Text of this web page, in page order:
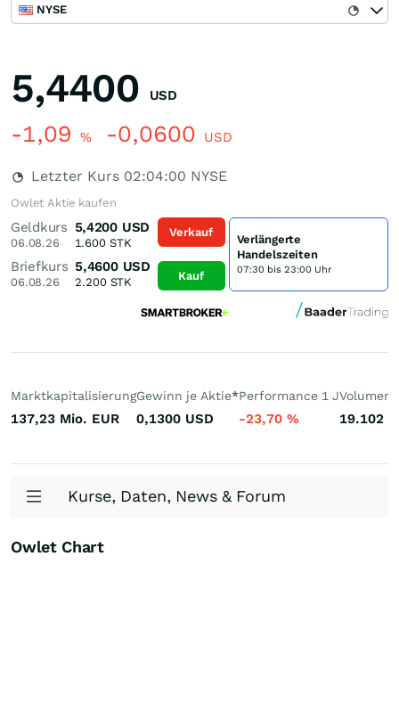
NYSE
5,4400 USD
-1,09 % -0,0600 USD
Letzter Kurs 02:04:00 NYSE
Owlet Aktie kaufen
Geldkurs
06.08.26
5,4200 USD
1.600STK
Briefkurs
06.08.26
5,4600 USD
2.200STK
Verkauf
Kauf
Verlängerte
Handelszeiten
07:30 bis 23:00 Uhr
Marktkapitalisierung
137,23 Mio. EUR
Gewinn je Aktie*
0,1300 USD
Performance 1 J
-23,70 %
Volumen
19.102
Kurse, Daten, News & Forum
Owlet Chart